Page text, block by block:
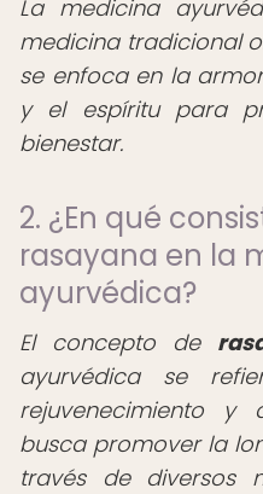
La medicina
medicina tradicional
se enfoca en la
y el espíritu para
bienestar.
2. ¿En qué
rasayana en la
ayurvédica?
El concepto de
ayurvédica se
rejuvenecimiento y
busca promover la
través de diversos